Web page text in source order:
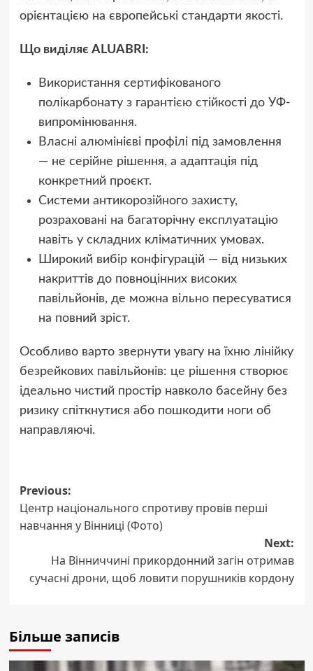
орієнтацією на європейські стандарти якості.
Що виділяє ALUABRI:
Використання сертифікованого
полікарбонату з гарантією стійкості до УФ-
випромінювання.
Власні алюмінієві профілі під замовлення
— не серійне рішення, а адаптація під
конкретний проєкт.
Системи антикорозійного захисту,
розраховані на багаторічну експлуатацію
навіть у складних кліматичних умовах.
Широкий вибір конфігурацій — від низьких
накриттів до повноцінних високих
павільйонів, де можна вільно пересуватися
на повний зріст.
Особливо варто звернути увагу на їхню лінійку
безрейкових павільйонів: це рішення створює
ідеально чистий простір навколо басейну без
ризику спіткнутися або пошкодити ноги об
направляючі.
Post
navigation
Previous:
Центр національного спротиву провів перші
навчання у Вінниці (Фото)
Next:
На Вінниччині прикордонний загін отримав
сучасні дрони, щоб ловити порушників кордону
Більше записів